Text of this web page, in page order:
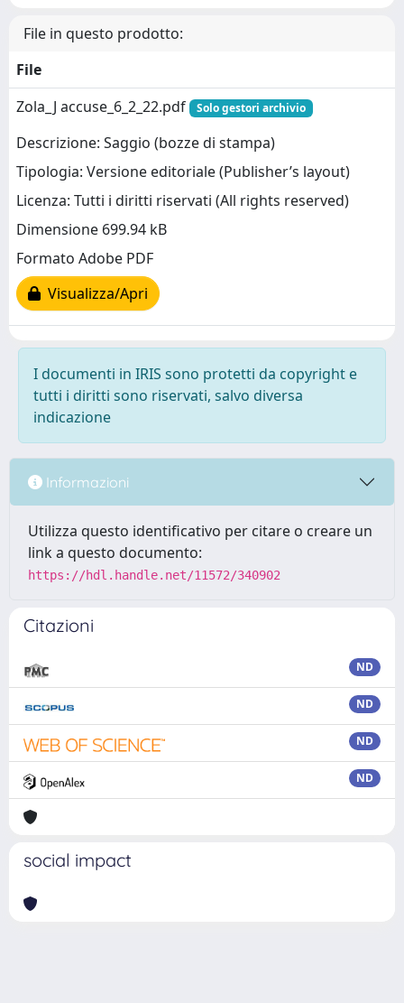
File in questo prodotto:
File
Zola_J accuse_6_2_22.pdf
Solo gestori archivio
Descrizione: Saggio (bozze di stampa)
Tipologia: Versione editoriale (Publisher’s layout)
Licenza: Tutti i diritti riservati (All rights reserved)
Dimensione 699.94 kB
Formato Adobe PDF
Visualizza/Apri
I documenti in IRIS sono protetti da copyright e
tutti i diritti sono riservati, salvo diversa
indicazione
Informazioni
Utilizza questo identificativo per citare o creare un
link a questo documento:
https://hdl.handle.net/11572/340902
Citazioni
ND
ND
ND
ND
social impact